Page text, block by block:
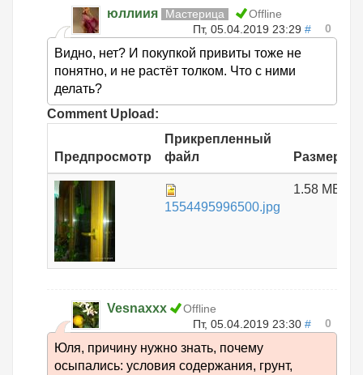
юллиия Мастерица
Offline
Пт, 05.04.2019 23:29 # 0
Видно, нет? И покупкой привиты тоже не
понятно, и не растёт толком. Что с ними
делать?
Comment Upload:
Предпросмотр
Прикрепленный
файл
Размер
1554495996500.jpg
1.58 МБ
Vesnaxxx
Offline
Пт, 05.04.2019 23:30 # 0
Юля, причину нужно знать, почему
осыпались: условия содержания, грунт,